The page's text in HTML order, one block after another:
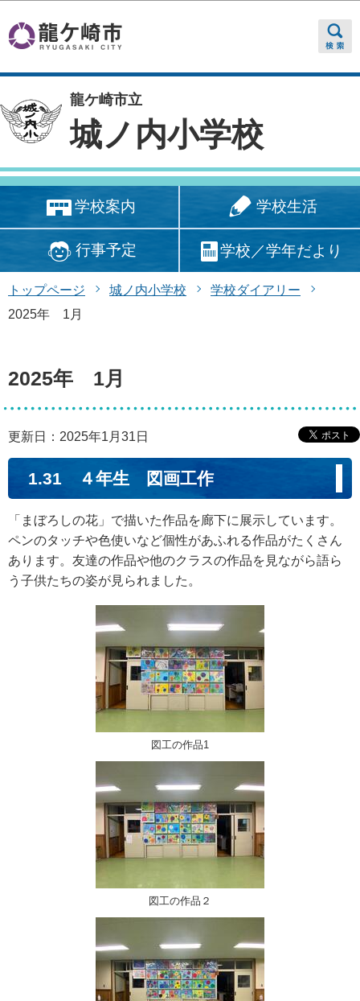
龍ケ崎市立
城ノ内小学校
学校案内 学校生活
行事予定 学校／学年だより
トップページ 城ノ内小学校
学校ダイアリー
2025年 1月
2025年 1月
更新日：2025年1月31日
1.31 ４年生 図画工作
「まぼろしの花」で描いた作品を廊下に展示しています。
ペンのタッチや色使いなど個性があふれる作品がたくさん
あります。友達の作品や他のクラスの作品を見ながら語ら
う子供たちの姿が見られました。
図工の作品1
図工の作品２